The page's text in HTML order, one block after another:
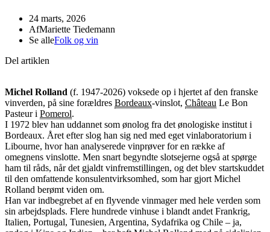
24 marts, 2026
AfMariette Tiedemann
Se alleFolk og vin
Del artiklen
Michel Rolland (f. 1947-2026) voksede op i hjertet af den franske
vinverden, på sine forældres Bordeaux-vinslot, Château Le Bon
Pasteur i Pomerol.
I 1972 blev han uddannet som ønolog fra det ønologiske institut i
Bordeaux. Året efter slog han sig ned med eget vinlaboratorium i
Libourne, hvor han analyserede vinprøver for en række af
omegnens vinslotte. Men snart begyndte slotsejerne også at spørge
ham til råds, når det gjaldt vinfremstillingen, og det blev startskuddet
til den omfattende konsulentvirksomhed, som har gjort Michel
Rolland berømt viden om.
Han var indbegrebet af en flyvende vinmager med hele verden som
sin arbejdsplads. Flere hundrede vinhuse i blandt andet Frankrig,
Italien, Portugal, Tunesien, Argentina, Sydafrika og Chile – ja,